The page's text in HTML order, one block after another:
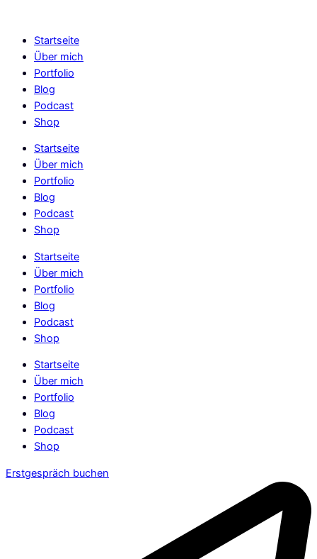
contentStartseite
Über mich
Portfolio
Blog
Podcast
Shop
Startseite
Über mich
Portfolio
Blog
Podcast
Shop
Startseite
Über mich
Portfolio
Blog
Podcast
Shop
Startseite
Über mich
Portfolio
Blog
Podcast
Shop
Erstgespräch buchen